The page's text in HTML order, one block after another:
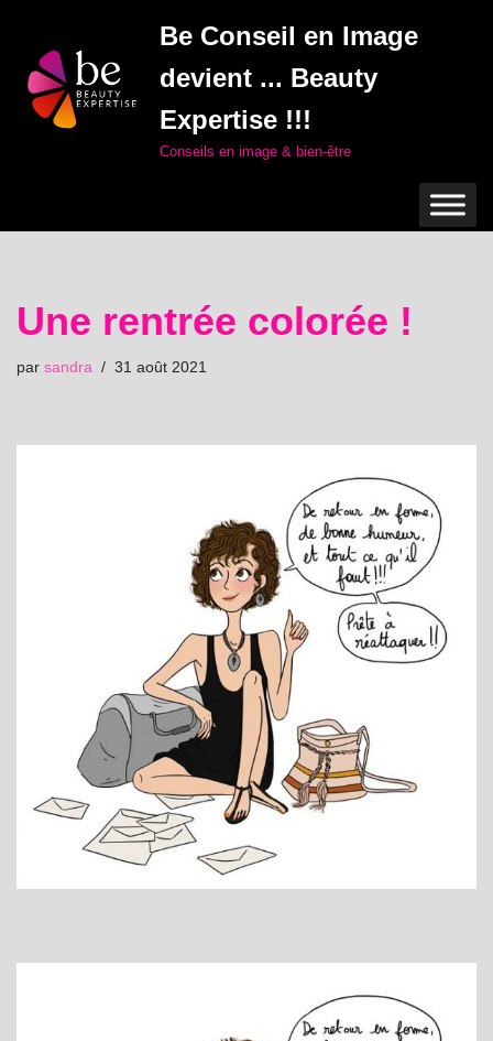
Aller
au
contenu
Be Conseil en Image
devient ... Beauty
Expertise !!!
Conseils en image & bien-être
Une rentrée colorée !
par sandra 31 août 2021